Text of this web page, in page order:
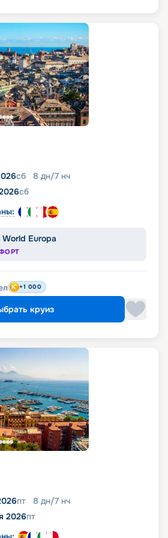
сб 8 дн/7 нч
сб
World Europa
+1 000
круиз
пт 8 дн/7 нч
2026пт